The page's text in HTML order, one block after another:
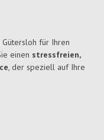
für Ihren
einen stressfreien,
, der speziell auf Ihre